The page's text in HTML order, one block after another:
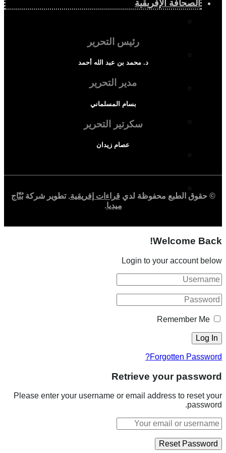
قراءات تاريخية
الصحافة الإفريقية
رئيس التحرير
د. محمد بن عبد الله أحمد
مدير التحرير
بسام المسلماني
سكرتير التحرير
عصام زيدان
© حقوق الطبع محفوظة لدي قراءات إفريقية. تطوير شركةبُنّاج
ميديا.
Welcome Back!
Login to your account below
Remember Me
Forgotten Password?
Retrieve your password
Please enter your username or email address to reset your
password.